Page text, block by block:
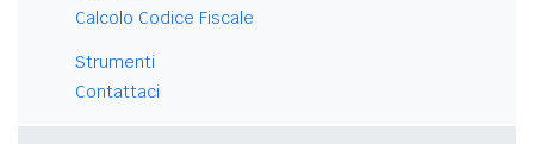
Calcolo Codice Fiscale
Strumenti
Contattaci